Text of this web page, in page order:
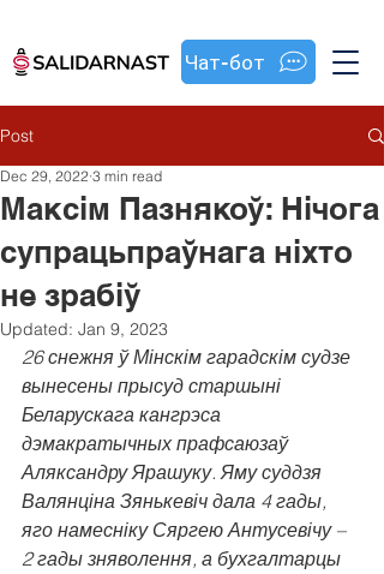
Чат-бот
Post
Максім Пазнякоў: Нічога
супрацьпраўнага ніхто
не зрабіў
Dec 29, 2022 3 min read
Updated: Jan 9, 2023
26 снежня ў Мінскім гарадскім судзе
вынесены прысуд старшыні
Беларускага кангрэса
дэмакратычных прафсаюзаў
Аляксандру Ярашуку. Яму суддзя
Валянціна Зянькевіч дала 4 гады,
яго намесніку Сяргею Антусевічу –
2 гады зняволення, а бухгалтарцы